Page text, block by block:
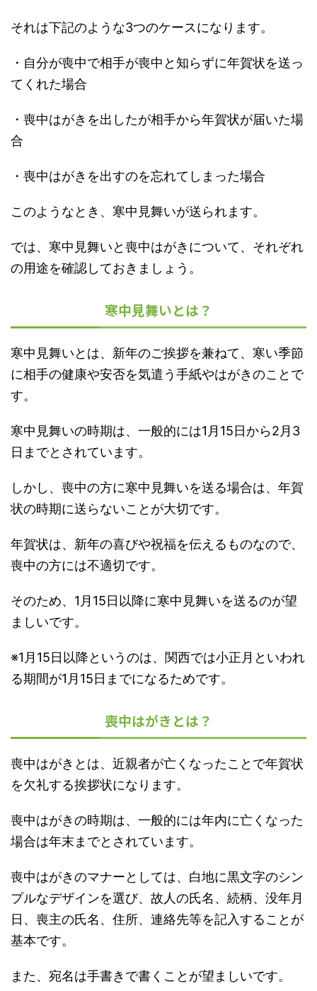
それは下記のような3つのケースになります。
・自分が喪中で相手が喪中と知らずに年賀状を送っ
てくれた場合
・喪中はがきを出したが相手から年賀状が届いた場
合
・喪中はがきを出すのを忘れてしまった場合
このようなとき、寒中見舞いが送られます。
では、寒中見舞いと喪中はがきについて、それぞれ
の用途を確認しておきましょう。
寒中見舞いとは？
寒中見舞いとは、新年のご挨拶を兼ねて、寒い季節
に相手の健康や安否を気遣う手紙やはがきのことで
す。
寒中見舞いの時期は、一般的には1月15日から2月3
日までとされています。
しかし、喪中の方に寒中見舞いを送る場合は、年賀
状の時期に送らないことが大切です。
年賀状は、新年の喜びや祝福を伝えるものなので、
喪中の方には不適切です。
そのため、1月15日以降に寒中見舞いを送るのが望
ましいです。
※1月15日以降というのは、関西では小正月といわれ
る期間が1月15日までになるためです。
喪中はがきとは？
喪中はがきとは、近親者が亡くなったことで年賀状
を欠礼する挨拶状になります。
喪中はがきの時期は、一般的には年内に亡くなった
場合は年末までとされています。
喪中はがきのマナーとしては、白地に黒文字のシン
プルなデザインを選び、故人の氏名、続柄、没年月
日、喪主の氏名、住所、連絡先等を記入することが
基本です。
また、宛名は手書きで書くことが望ましいです。